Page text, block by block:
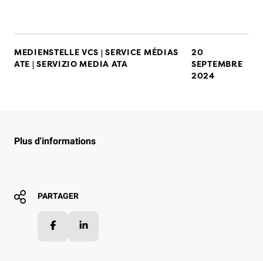
MEDIENSTELLE VCS | SERVICE MÉDIAS
ATE | SERVIZIO MEDIA ATA
20
SEPTEMBRE
2024
Plus d'informations
PARTAGER
Facebook